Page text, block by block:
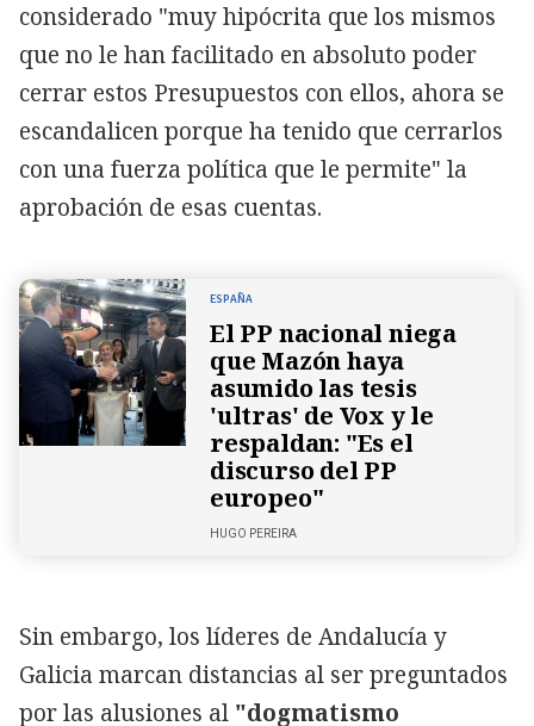
considerado "muy hipócrita que los mismos
que no le han facilitado en absoluto poder
cerrar estos Presupuestos con ellos, ahora se
escandalicen porque ha tenido que cerrarlos
con una fuerza política que le permite" la
aprobación de esas cuentas.
ESPAÑA
El PP nacional niega
que Mazón haya
asumido las tesis
'ultras' de Vox y le
respaldan: "Es el
discurso del PP
europeo"
HUGO PEREIRA
Sin embargo, los líderes de Andalucía y
Galicia marcan distancias al ser preguntados
por las alusiones al "dogmatismo